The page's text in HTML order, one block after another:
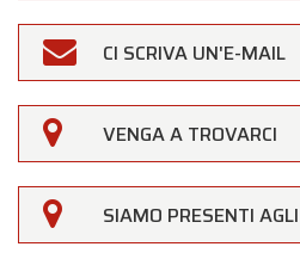
CI SCRIVA UN'E-MAIL
VENGA A TROVARCI
SIAMO PRESENTI
Oldtimerfarm
Gentili Clienti,
Oldtimerfarm saràchiusa